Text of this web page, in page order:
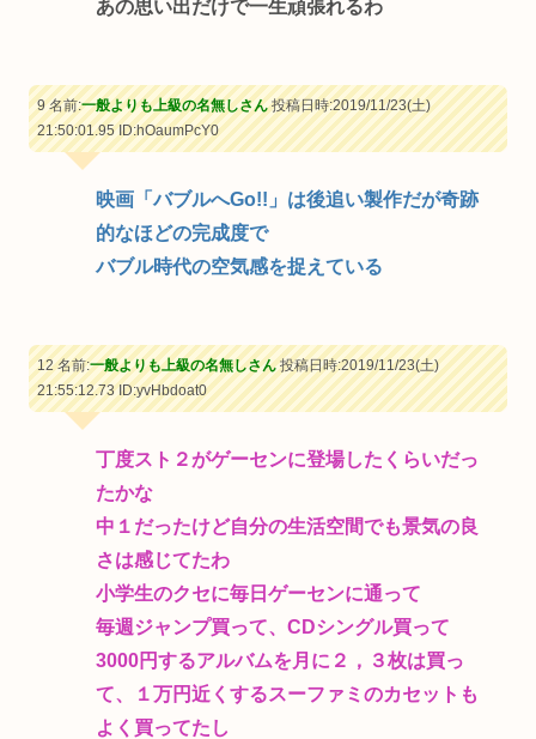
あの思い出だけで一生頑張れるわ
9 名前:一般よりも上級の名無しさん投稿日時:2019/11/23(土)
21:50:01.95ID:hOaumPcY0
映画「バブルへGo!!」は後追い製作だが奇跡
的なほどの完成度で
バブル時代の空気感を捉えている
12 名前:一般よりも上級の名無しさん投稿日時:2019/11/23(土)
21:55:12.73ID:yvHbdoat0
丁度スト２がゲーセンに登場したくらいだっ
たかな
中１だったけど自分の生活空間でも景気の良
さは感じてたわ
小学生のクセに毎日ゲーセンに通って
毎週ジャンプ買って、CDシングル買って
3000円するアルバムを月に２，３枚は買っ
て、１万円近くするスーファミのカセットも
よく買ってたし